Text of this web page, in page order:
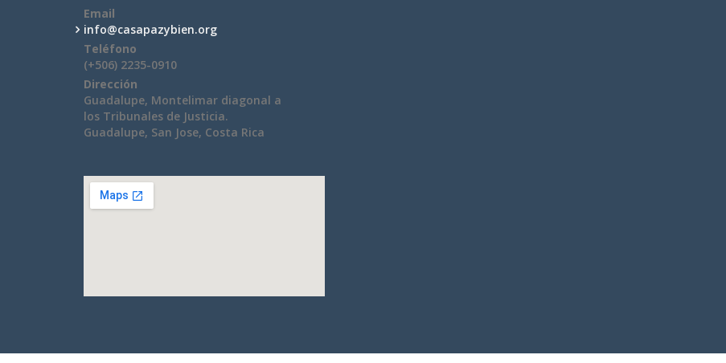
Email
info@casapazybien.org
Teléfono
(+506) 2235-0910
Dirección
Guadalupe, Montelimar diagonal a
los Tribunales de Justicia.
Guadalupe, San Jose, Costa Rica